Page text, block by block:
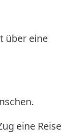
über eine
eine Reise